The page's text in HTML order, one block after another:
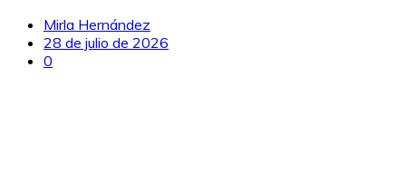
Mirla Hernández
28 de julio de 2026
0